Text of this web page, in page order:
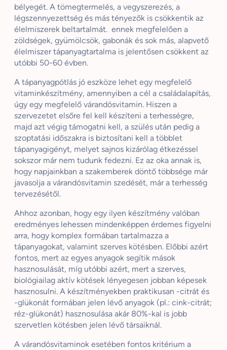
bélyegét. A tömegtermelés, a vegyszerezés, a
légszennyezettség és más tényezők is csökkentik az
élelmiszerek beltartalmát. ennek megfelelően a
zöldségek, gyümölcsök, gabonák és sok más, alapvető
élelmiszer tápanyagtartalma is jelentősen csökkent az
utóbbi 50-60 évben.
A tápanyagpótlás jó eszköze lehet egy megfelelő
vitaminkészítmény, amennyiben a cél a családalapítás,
úgy egy megfelelő várandósvitamin. Hiszen a
szervezetet elsőre fel kell készíteni a terhességre,
majd azt végig támogatni kell, a szülés után pedig a
szoptatási időszakra is biztosítani kell a többlet
tápanyagigényt, melyet sajnos kizárólag étkezéssel
sokszor már nem tudunk fedezni. Ez az oka annak is,
hogy napjainkban a szakemberek döntő többsége már
javasolja a várandósvitamin szedését, már a terhesség
tervezésétől.
Ahhoz azonban, hogy egy ilyen készítmény valóban
eredményes lehessen mindenképpen érdemes figyelni
arra, hogy komplex formában tartalmazza a
tápanyagokat, valamint szerves kötésben. Előbbi azért
fontos, mert az egyes anyagok segítik mások
hasznosulását, míg utóbbi azért, mert a szerves,
biológiailag aktív kötések lényegesen jobban képesek
hasznosulni. A készítményekben praktikusan -citrát és
-glükonát formában jelen lévő anyagok (pl.: cink-citrát;
réz-glükonát) hasznosulása akár 80%-kal is jobb
szervetlen kötésben jelen lévő társaiknál.
A várandósvitaminok esetében fontos kritérium a